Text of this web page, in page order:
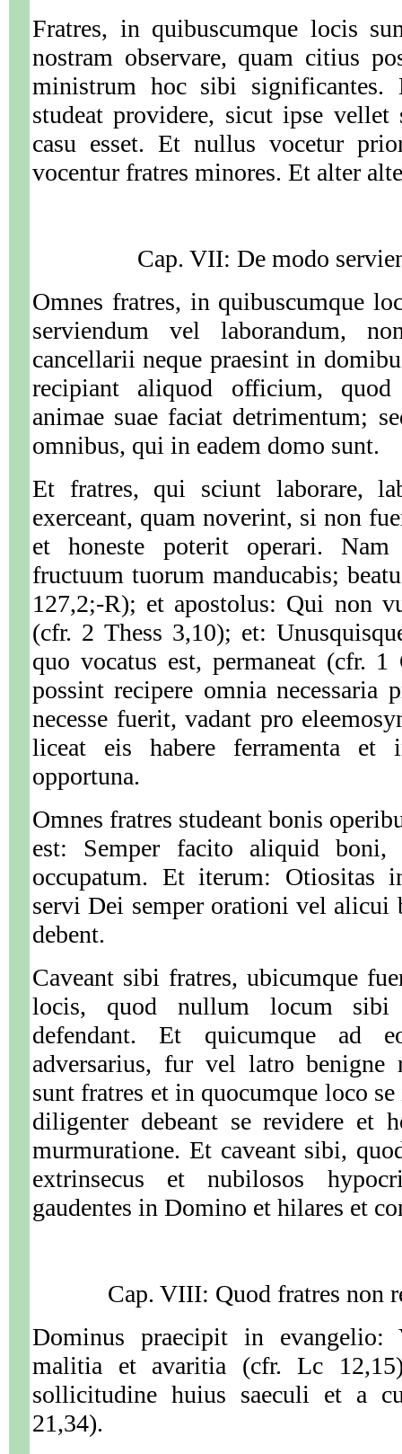
Fratres, in quibuscumque locis
nostram observare, quam citius
ministrum hoc sibi
studeat providere, sicut ipse
casu esset. Et nullus vocetur
vocentur fratres minores. Et alter
Cap. VII: De modo
Omnes fratres, in quibuscumque
serviendum vel laborandum,
cancellarii neque praesint in
recipiant aliquod officium, quod
animae suae faciat detrimentum;
omnibus, qui in eadem domo sunt.
Et fratres, qui sciunt laborare,
exerceant, quam noverint, si non
et honeste poterit operari. Nam
fructuum tuorum manducabis;
127,2;-R); et apostolus: Qui non
(cfr. 2 Thess 3,10); et:
quo vocatus est, permaneat (cfr.
possint recipere omnia necessaria
necesse fuerit, vadant pro
liceat eis habere ferramenta et
opportuna.
Omnes fratres studeant bonis
est: Semper facito aliquid
occupatum. Et iterum: Otiositas
servi Dei semper orationi vel alicui
debent.
Caveant sibi fratres, ubicumque
locis, quod nullum locum sibi
defendant. Et quicumque ad
adversarius, fur vel latro benigne
sunt fratres et in quocumque loco
diligenter debeant se revidere et
murmuratione. Et caveant sibi,
extrinsecus et nubilosos
gaudentes in Domino et hilares et
Cap. VIII: Quod fratres non
Dominus praecipit in evangelio:
malitia et avaritia (cfr. Lc
sollicitudine huius saeculi et a
21,34).